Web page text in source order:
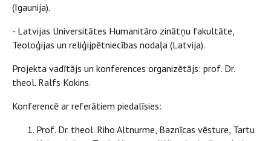
(Igaunija).
- Latvijas Universitātes Humanitāro zinātņu fakultāte,
Teoloģijas un reliģijpētniecības nodaļa (Latvija).
Projekta vadītājs un konferences organizētājs: prof. Dr.
theol. Ralfs Kokins.
Konferencē ar referātiem piedalīsies:
Prof. Dr. theol. Riho Altnurme, Baznīcas vēsture, Tartu